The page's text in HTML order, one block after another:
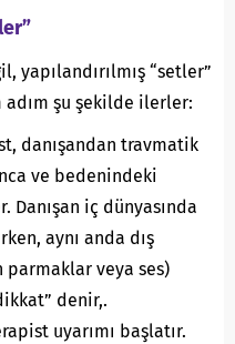
yapılandırılmış “setler”
adım şu şekilde ilerler:
danışandan travmatik
ve bedenindeki
Danışan iç dünyasında
aynı anda dış
parmaklar veya ses)
denir,.
uyarımı başlatır.